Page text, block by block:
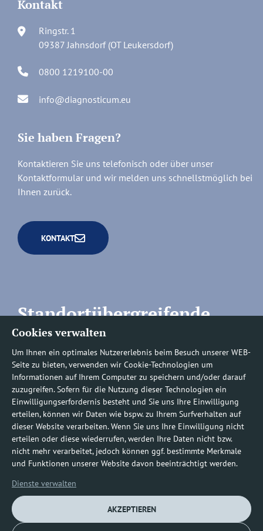
Cookies verwalten
Um Ihnen ein optimales Nutzererlebnis beim Besuch unserer WEB-
Seite zu bieten, verwenden wir Cookie-Technologien um
Informationen auf Ihrem Computer zu speichern und/oder darauf
zuzugreifen. Sofern für die Nutzung dieser Technologien ein
Einwilligungserfordernis besteht und Sie uns Ihre Einwilligung
erteilen, können wir Daten wie bspw. zu Ihrem Surfverhalten auf
dieser Website verarbeiten. Wenn Sie uns Ihre Einwilligung nicht
erteilen oder diese wiederrufen, werden Ihre Daten nicht bzw.
nicht mehr verarbeitet, jedoch können ggf. bestimmte Merkmale
und Funktionen unserer Website davon beeinträchtigt werden.
Dienste verwalten
AKZEPTIEREN
Kontakt
Ringstr. 1
09387 Jahnsdorf (OT Leukersdorf)
0800 1219100-00
info@diagnosticum.eu
Sie haben Fragen?
Kontaktieren Sie uns telefonisch oder über unser
Kontaktformular und wir melden uns schnellstmöglich bei
Ihnen zurück.
KONTAKT
Standortübergreifende
Rufnummern
Befundauskünfte/
Nachforderungen
0800 1219100-10